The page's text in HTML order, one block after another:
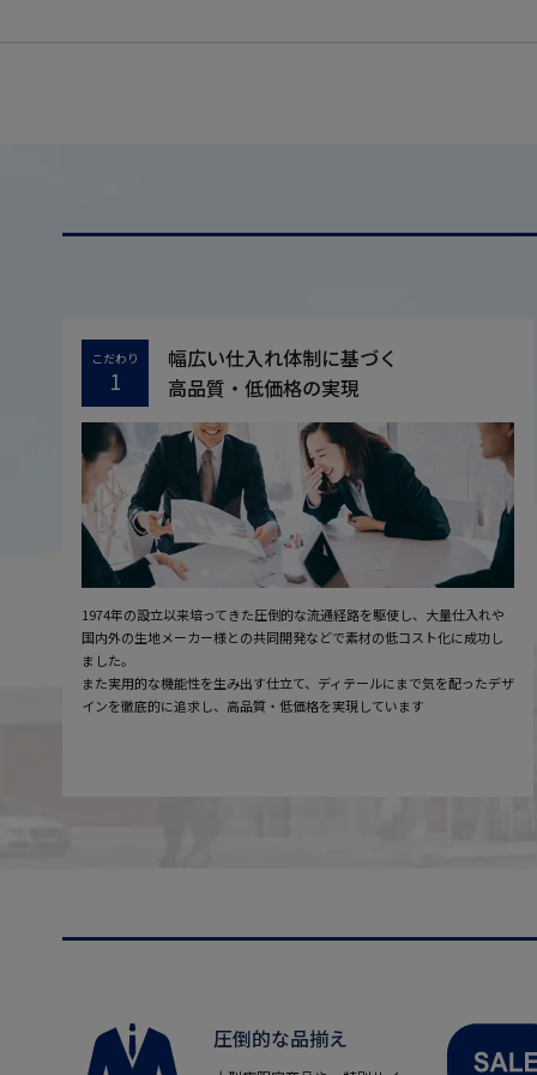
こだわり
1
幅広い仕入れ体制に基づく
高品質・低価格の実現
1974年の設立以来培ってきた圧倒的な流通経路を駆使し、大量仕入れや
国内外の生地メーカー様との共同開発などで素材の低コスト化に成功し
ました。
また実用的な機能性を生み出す仕立て、ディテールにまで気を配ったデザ
インを徹底的に追求し、高品質・低価格を実現しています
圧倒的な品揃え